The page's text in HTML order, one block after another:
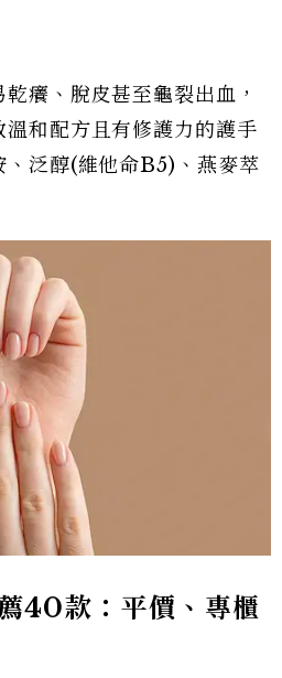
癢、脫皮甚至龜裂出血，
和配方且有修護力的護手
、泛醇(維他命B5)、燕麥萃
40款：平價、專櫃